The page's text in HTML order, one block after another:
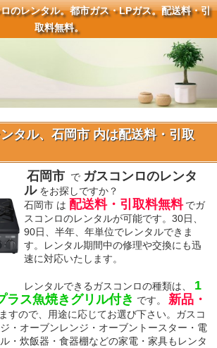
のレンタル。都市ガス・LPガス。配送料・引
取料無料。
タル、石岡市 内は配送料・引取
石岡市 で ガスコンロのレンタ
ル をお探しですか？
石岡市 は 配送料・引取料無料 でガ
スコンロのレンタルが可能です。30日、
90日、半年、年単位でレンタルできま
す。レンタル期間中の修理や交換にも迅
速に対応いたします。
レンタルできるガスコンロの種類は、
1
ラス魚焼きグリル付き です。
新品・
すので、用途に応じてお選び下さい。ガスコ
・オーブンレンジ・オーブントースター・電
・炊飯器・食器棚などの家電・家具もレンタ